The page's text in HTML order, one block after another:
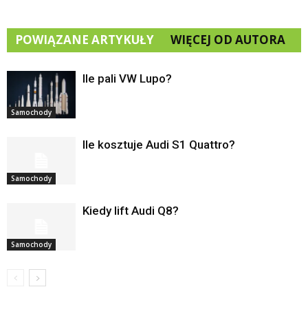
POWIĄZANE ARTYKUŁY WIĘCEJ OD AUTORA
Samochody
Ile pali VW Lupo?
Samochody
Ile kosztuje Audi S1 Quattro?
Samochody
Kiedy lift Audi Q8?